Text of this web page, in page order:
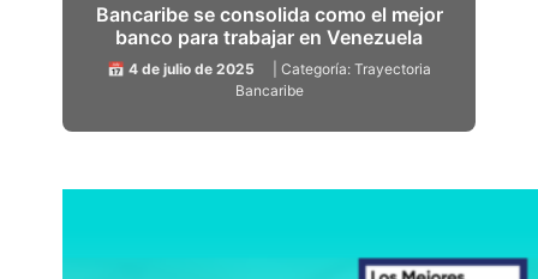
Bancaribe se consolida como el mejor
banco para trabajar en Venezuela
📅 4 de julio de 2025
| Categoría: Trayectoria
Bancaribe